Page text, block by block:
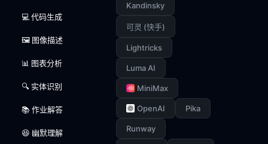
💻 代码生成
🖼️ 图像描述
📊 图表分析
🔍 实体识别
📚 作业解答
😆 幽默理解
Kandinsky
可灵 (快手)
Lightricks
Luma AI
MiniMax
OpenAI Pika
Runway